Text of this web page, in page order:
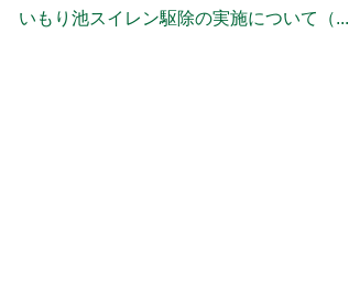
いもり池スイレン駆除の実施について（...